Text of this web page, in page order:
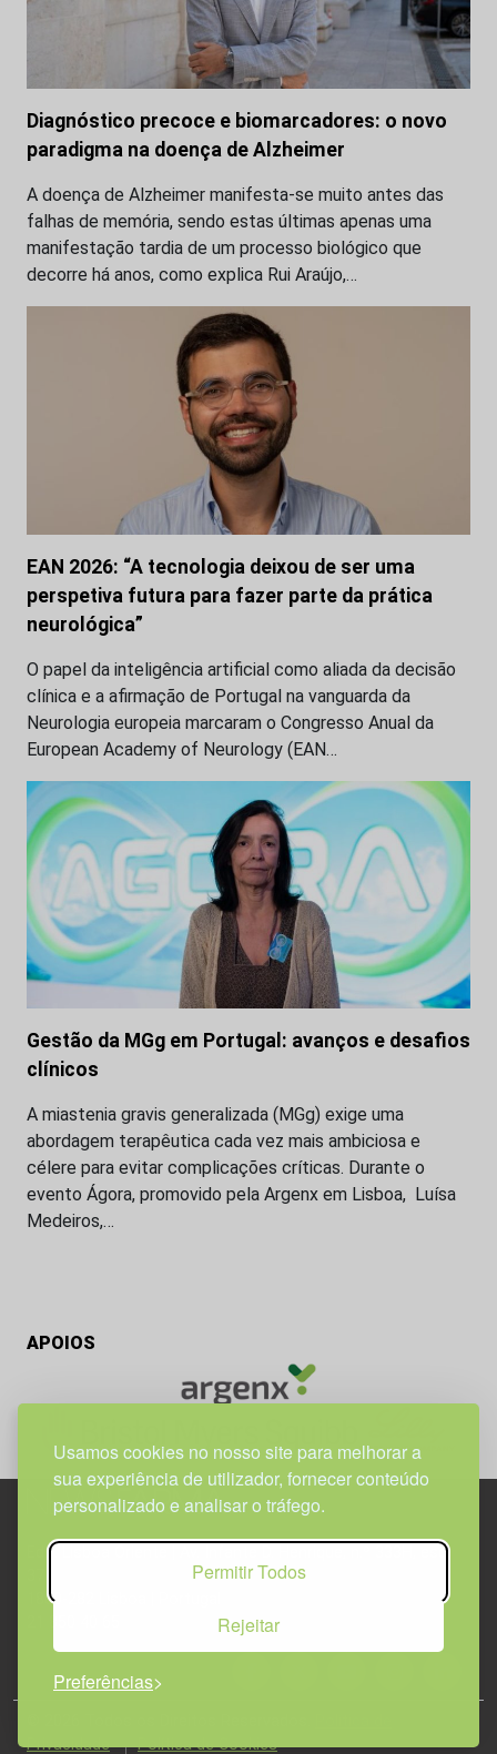
Usamos cookies no nosso site para melhorar a
sua experiência de utilizador, fornecer conteúdo
personalizado e analisar o tráfego.
Permitir Todos
Rejeitar
Preferências
Diagnóstico precoce e biomarcadores: o novo
paradigma na doença de Alzheimer
A doença de Alzheimer manifesta-se muito antes das
falhas de memória, sendo estas últimas apenas uma
manifestação tardia de um processo biológico que
decorre há anos, como explica Rui Araújo,…
EAN 2026: “A tecnologia deixou de ser uma
perspetiva futura para fazer parte da prática
neurológica”
O papel da inteligência artificial como aliada da decisão
clínica e a afirmação de Portugal na vanguarda da
Neurologia europeia marcaram o Congresso Anual da
European Academy of Neurology (EAN…
Gestão da MGg em Portugal: avanços e desafios
clínicos
A miastenia gravis generalizada (MGg) exige uma
abordagem terapêutica cada vez mais ambiciosa e
célere para evitar complicações críticas. Durante o
evento Ágora, promovido pela Argenx em Lisboa, Luísa
Medeiros,…
APOIOS
Edif. Lisboa Oriente | Av. Infante D. Henrique, n.º 333H, esc.
1800-282 Lisboa | Portugal
Privacidade
Política de Cookies